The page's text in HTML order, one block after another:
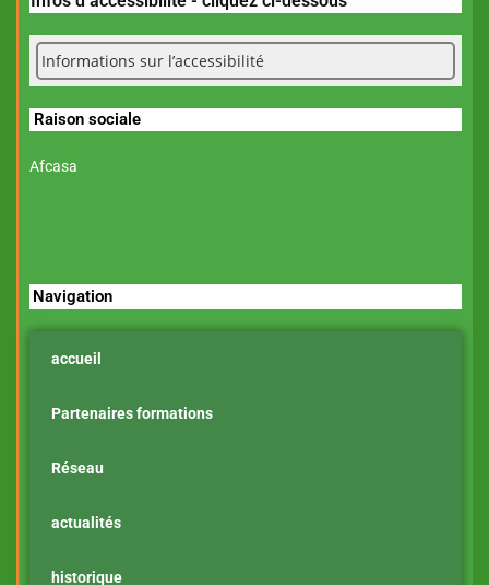
Informations sur l’accessibilité
Raison sociale
Afcasa
Navigation
accueil
Partenaires formations
Réseau
actualités
historique